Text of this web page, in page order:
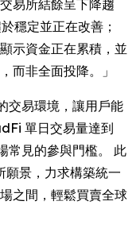
易所結餘呈下降趨
穩定並正在改善；
示資金正在累積，並
而非全面投降。」
交易環境，讓用戶能
單日交易量達到
常見的參與門檻。 此
景，力求構築統一
之間，輕鬆買賣全球